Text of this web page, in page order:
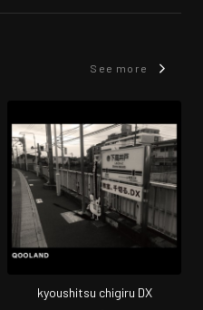
See more
kyoushitsu chigiru DX